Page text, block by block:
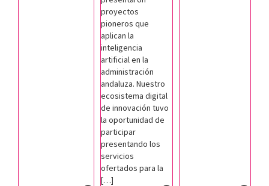
proyectos
pioneros que
aplican la
inteligencia
artificial en la
administración
andaluza. Nuestro
ecosistema digital
de innovación tuvo
la oportunidad de
participar
presentando los
servicios
ofertados para la
[…]